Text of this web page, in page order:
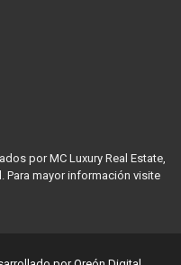
por MC Luxury Real Estate,
mayor información visite